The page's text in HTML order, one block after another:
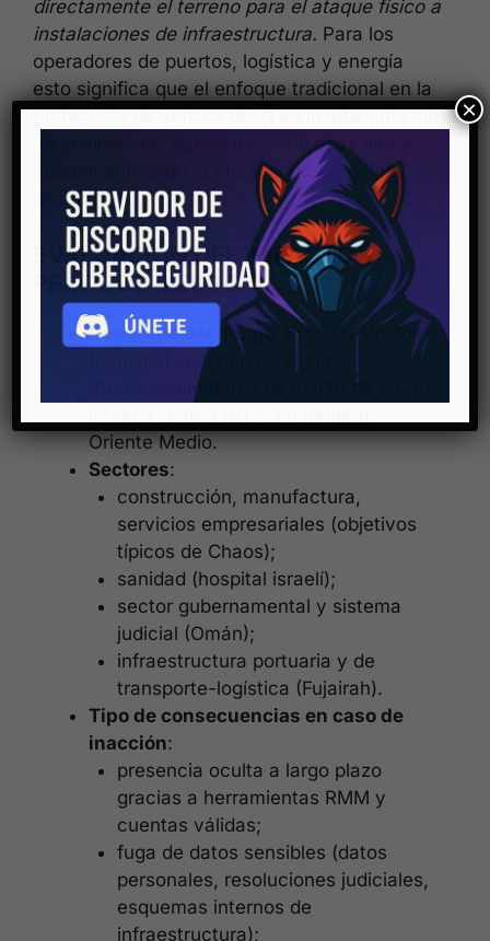
directamente el terreno para el ataque físico a
instalaciones de infraestructura. Para los
operadores de puertos, logística y energía
esto significa que el enfoque tradicional en la
protección de activos de TI es insuficiente sin
un análisis simultáneo de cómo esos datos
pueden aumentar la eficacia de los golpes
cinéticos.
EVALUACIÓN DEL IMPACTO Y
PERFIL DE RIESGO
Geografía del riesgo
: Estados Unidos
(principal volumen de víctimas de
Chaos según datos de marzo de 2026),
Oriente Medio.
Sectores:
construcción, manufactura,
servicios empresariales (objetivos
típicos de Chaos);
sanidad (hospital israelí);
sector gubernamental y sistema
judicial (Omán);
infraestructura portuaria y de
transporte-logística (Fujairah).
Tipo de consecuencias en caso de
inacción:
presencia oculta a largo plazo
gracias a herramientas RMM y
cuentas válidas;
fuga de datos sensibles (datos
personales, resoluciones judiciales,
esquemas internos de
infraestructura);
×